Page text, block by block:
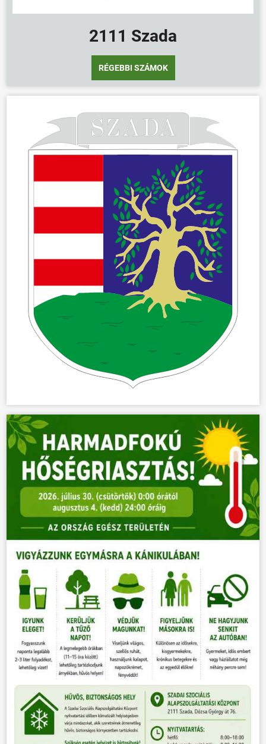
ÖNKORMÁNYZAT
ÜGYINTÉZÉS
KÖZÖSSÉG
HÍREK
VÁLASZTÁSOK
2111 Szada
RÉGEBBI SZÁMOK